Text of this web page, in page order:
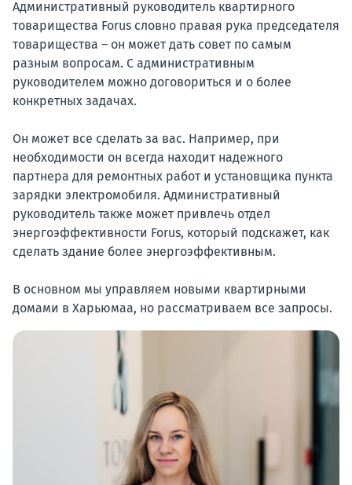
Административный руководитель квартирного
товарищества Forus словно правая рука председателя
товарищества – он может дать совет по самым
разным вопросам. С административным
руководителем можно договориться и о более
конкретных задачах.
Он может все сделать за вас. Например, при
необходимости он всегда находит надежного
партнера для ремонтных работ и установщика пункта
зарядки электромобиля. Административный
руководитель также может привлечь отдел
энергоэффективности Forus, который подскажет, как
сделать здание более энергоэффективным.
В основном мы управляем новыми квартирными
домами в Харьюмаа, но рассматриваем все запросы.